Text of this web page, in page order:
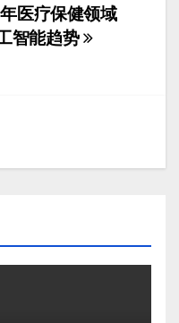
医疗保健领域
智能趋势